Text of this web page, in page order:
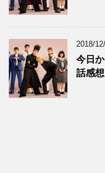
2018/
今日
話感